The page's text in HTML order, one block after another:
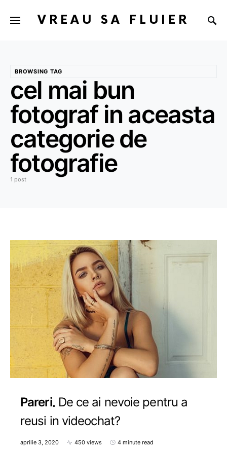
VREAU SA FLUIER
BROWSING TAG
cel mai bun
fotograf in aceasta
categorie de
fotografie
1 post
Pareri De ce ai nevoie pentru a
reusi in videochat?
aprilie 3, 2020 450 views 4 minute read